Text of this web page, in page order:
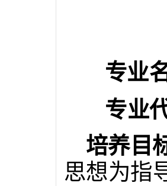
专业
专业
培养目
思想为指